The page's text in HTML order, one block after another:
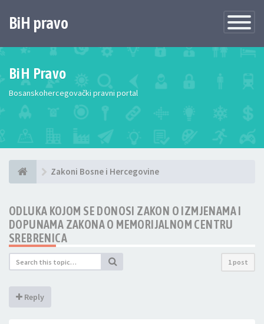
Toggle
BiH pravo
BiH Pravo
Bosanskohercegovački pravni portal
Zakoni Bosne i Hercegovine
ODLUKA KOJOM SE DONOSI ZAKON O IZMJENAMA I
DOPUNAMA ZAKONA O MEMORIJALNOM CENTRU
SREBRENICA
1 post
Reply